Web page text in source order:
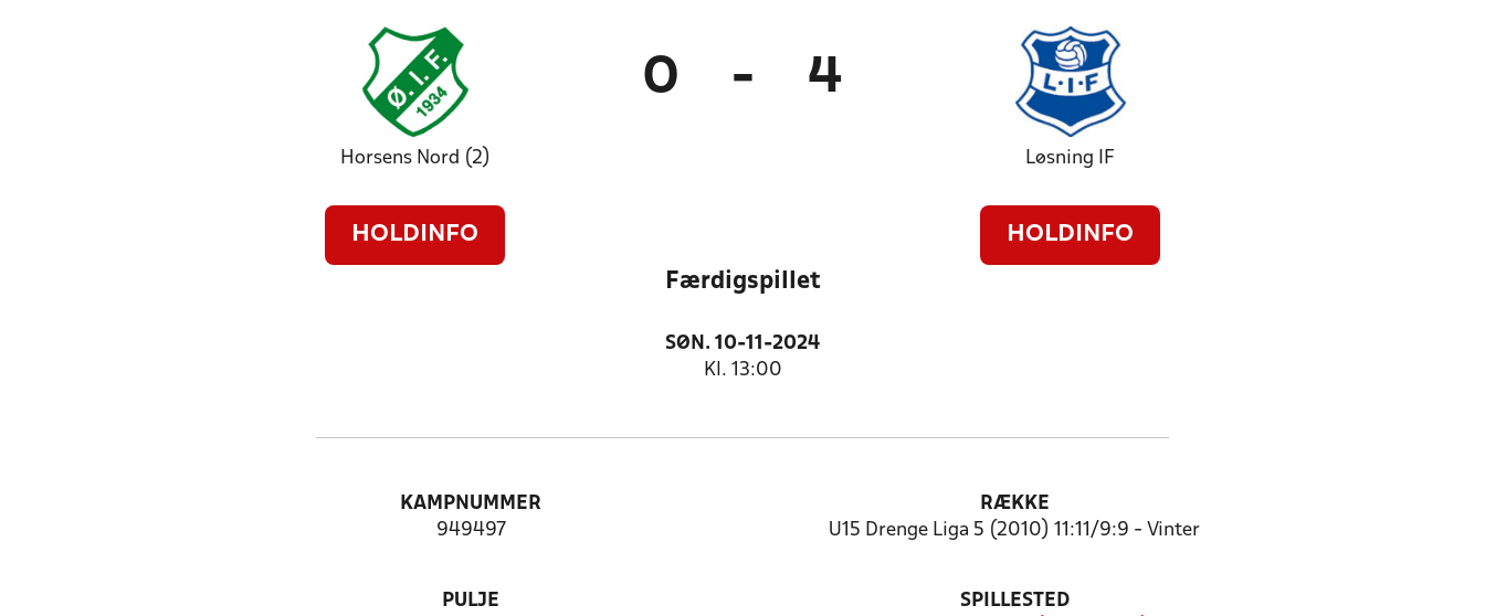
Horsens Nord (2)
HOLDINFO
0 - 4
Løsning IF
HOLDINFO
Færdigspillet
SØN. 10-11-2024
Kl. 13:00
KAMPNUMMER
949497
RÆKKE
U15 Drenge Liga 5 (2010) 11:11/9:9 - Vinter
PULJE
SPILLESTED